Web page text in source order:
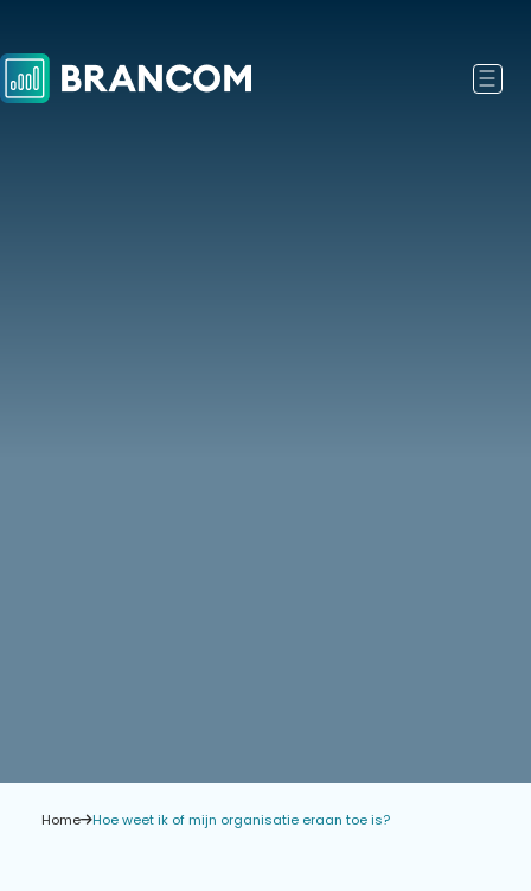
Home Hoe weet ik of mijn organisatie eraan toe is?